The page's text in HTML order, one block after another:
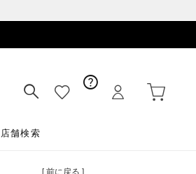
店舗検索
[ 前に戻る ]